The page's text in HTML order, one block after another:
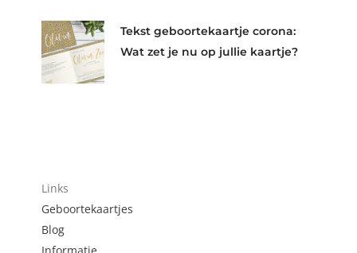
Tekst geboortekaartje corona:
Wat zet je nu op jullie kaartje?
Links
Geboortekaartjes
Blog